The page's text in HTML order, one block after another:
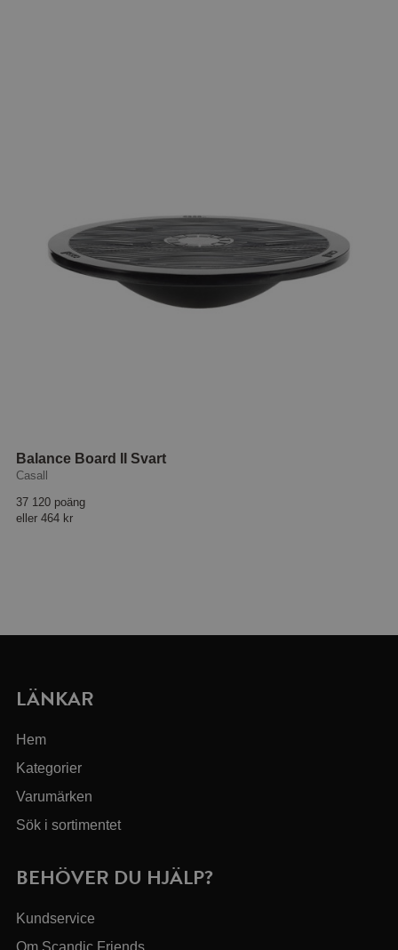
Balance Board II Svart
Casall
37 120 poäng
eller 464 kr
LÄNKAR
Hem
Kategorier
Varumärken
Sök i sortimentet
BEHÖVER DU HJÄLP?
Kundservice